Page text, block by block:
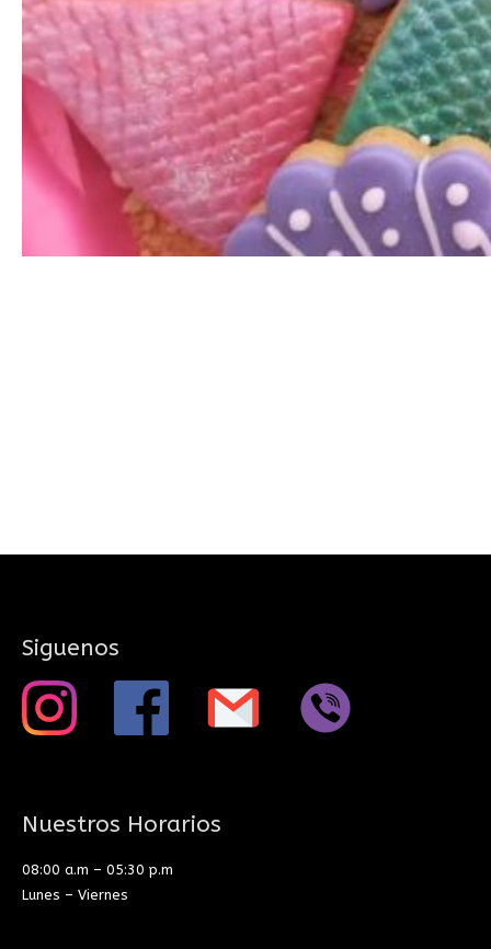
Siguenos
Nuestros Horarios
08:00 a.m – 05:30 p.m
Lunes – Viernes